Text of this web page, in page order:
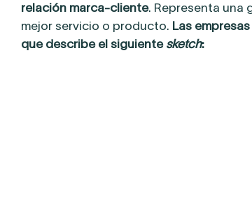
relación marca-cliente. Representa una
mejor servicio o producto. Las
que describe el siguiente sketch: